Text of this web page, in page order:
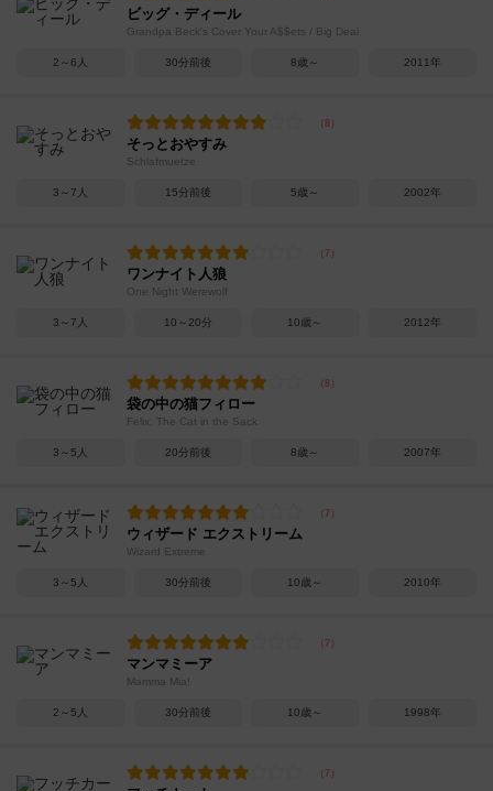
ビッグ・ディール
Grandpa Beck's Cover Your A$$ets / Big Deal
2～6人 30分前後 8歳～ 2011年
そっとおやすみ
Schlafmuetze
3～7人 15分前後 5歳～ 2002年
ワンナイト人狼
One Night Werewolf
3～7人 10～20分 10歳～ 2012年
袋の中の猫フィロー
Felix: The Cat in the Sack
3～5人 20分前後 8歳～ 2007年
ウィザード エクストリーム
Wizard Extreme
3～5人 30分前後 10歳～ 2010年
マンマミーア
Mamma Mia!
2～5人 30分前後 10歳～ 1998年